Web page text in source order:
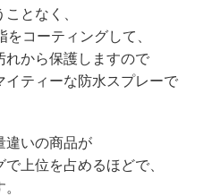
となく、
コーティングして、
れから保護しますので
イティーな防水スプレーで
違いの商品が
上位を占めるほどで、